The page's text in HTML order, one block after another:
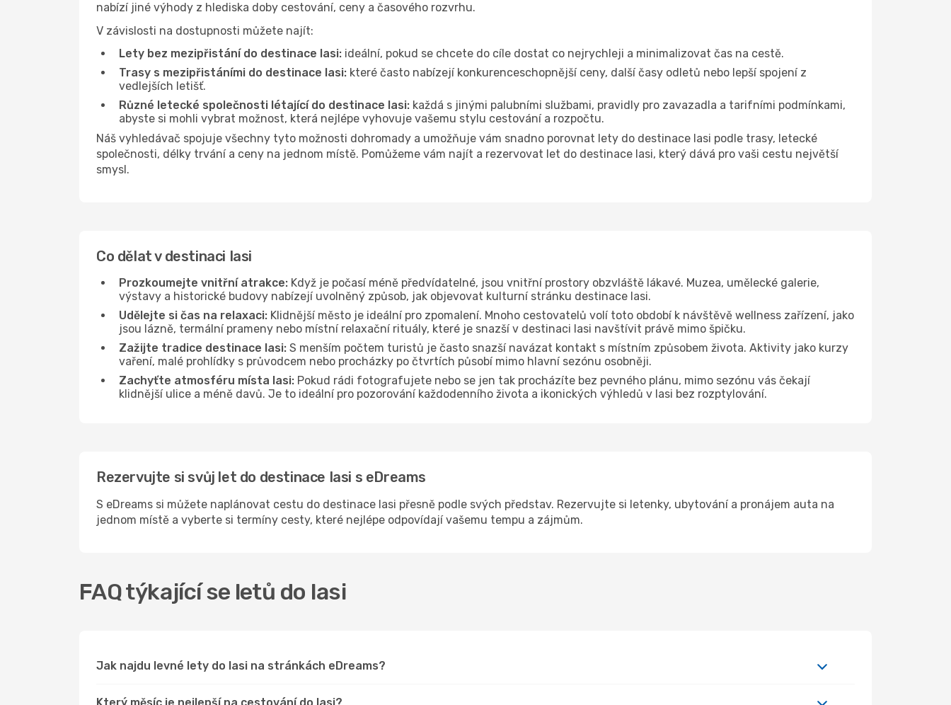
nabízí jiné výhody z hlediska doby cestování, ceny a časového rozvrhu.
V závislosti na dostupnosti můžete najít:
Lety bez mezipřistání do destinace Iasi: ideální, pokud se chcete do cíle dostat co nejrychleji a minimalizovat čas na cestě.
Trasy s mezipřistáními do destinace Iasi: které často nabízejí konkurenceschopnější ceny, další časy odletů nebo lepší spojení z
vedlejších letišť.
Různé letecké společnosti létající do destinace Iasi: každá s jinými palubními službami, pravidly pro zavazadla a tarifními podmínkami,
abyste si mohli vybrat možnost, která nejlépe vyhovuje vašemu stylu cestování a rozpočtu.
Náš vyhledávač spojuje všechny tyto možnosti dohromady a umožňuje vám snadno porovnat lety do destinace Iasi podle trasy, letecké
společnosti, délky trvání a ceny na jednom místě. Pomůžeme vám najít a rezervovat let do destinace Iasi, který dává pro vaši cestu největší
smysl.
Co dělat v destinaci Iasi
Prozkoumejte vnitřní atrakce: Když je počasí méně předvídatelné, jsou vnitřní prostory obzvláště lákavé. Muzea, umělecké galerie,
výstavy a historické budovy nabízejí uvolněný způsob, jak objevovat kulturní stránku destinace Iasi.
Udělejte si čas na relaxaci: Klidnější město je ideální pro zpomalení. Mnoho cestovatelů volí toto období k návštěvě wellness zařízení, jako
jsou lázně, termální prameny nebo místní relaxační rituály, které je snazší v destinaci Iasi navštívit právě mimo špičku.
Zažijte tradice destinace Iasi: S menším počtem turistů je často snazší navázat kontakt s místním způsobem života. Aktivity jako kurzy
vaření, malé prohlídky s průvodcem nebo procházky po čtvrtích působí mimo hlavní sezónu osobněji.
Zachyťte atmosféru místa Iasi: Pokud rádi fotografujete nebo se jen tak procházíte bez pevného plánu, mimo sezónu vás čekají
klidnější ulice a méně davů. Je to ideální pro pozorování každodenního života a ikonických výhledů v Iasi bez rozptylování.
Rezervujte si svůj let do destinace Iasi s eDreams
S eDreams si můžete naplánovat cestu do destinace Iasi přesně podle svých představ. Rezervujte si letenky, ubytování a pronájem auta na
jednom místě a vyberte si termíny cesty, které nejlépe odpovídají vašemu tempu a zájmům.
FAQ týkající se letů do Iasi
Jak najdu levné lety do Iasi na stránkách eDreams?